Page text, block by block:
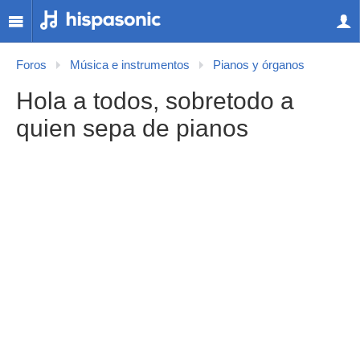
Foros Música e instrumentos Pianos y órganos
Hola a todos, sobretodo a
quien sepa de pianos